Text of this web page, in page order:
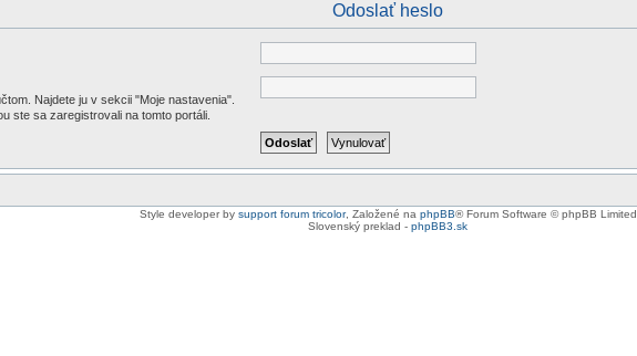
Odoslať heslo
Najdete ju v sekcii "Moje nastavenia".
ste sa zaregistrovali na tomto portáli.
Style developer by support forum tricolor, Založené na phpBB® Forum Software © phpBB Limited
Slovenský preklad - phpBB3.sk